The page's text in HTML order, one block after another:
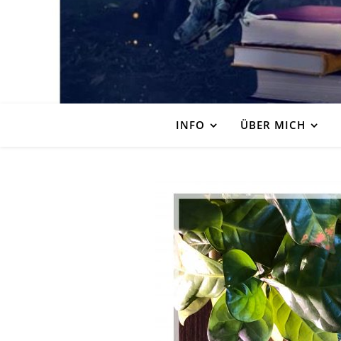
INFO ÜBER MICH